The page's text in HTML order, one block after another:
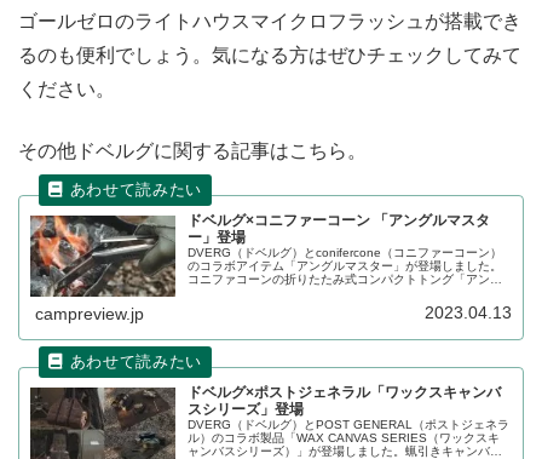
ゴールゼロのライトハウスマイクロフラッシュが搭載でき
るのも便利でしょう。気になる方はぜひチェックしてみて
ください。
その他ドベルグに関する記事はこちら。
ドベルグ×コニファーコーン 「アングルマスタ
ー」登場
DVERG（ドベルグ）とconifercone（コニファーコーン）
のコラボアイテム「アングルマスター」が登場しました。
コニファコーンの折りたたみ式コンパクトトング「アング
campreview.jp 2023.04.13
ドベルグ×ポストジェネラル「ワックスキャンバ
スシリーズ」登場
DVERG（ドベルグ）とPOST GENERAL（ポストジェネラ
ル）のコラボ製品「WAX CANVAS SERIES（ワックスキ
ャンバスシリーズ）」が登場しました。蝋引きキャンバス